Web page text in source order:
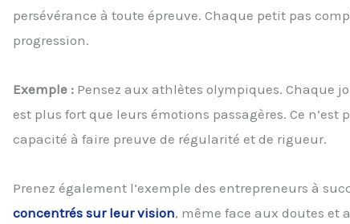
persévérance à toute épreuve. Chaque petit pas
progression.
Exemple : Pensez aux athlètes olympiques. Chaque
est plus fort que leurs émotions passagères. Ce
capacité à faire preuve de régularité et de rigueur.
Prenez également l’exemple des entrepreneurs à
concentrés sur leur vision, même face aux doutes et